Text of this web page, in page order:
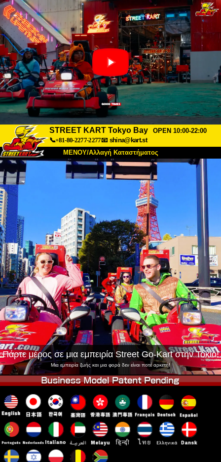
STREET KART Tokyo Bay
OPEN 10:00-22:00
📞+81-80-2277-2277📧 shina@kart.st
ΜΕΝΟΥ/Αλλαγή Καταστήματος
ΚΥΡΙΩΣ
Συχνές Ερωτήσεις
Εταιρεία Κράτηση
Αλλαγή Καταστήματος
Τόκιο Σινάγαουα #1 Τόκιο Ακίχαμπαρα #1
Τόκιο Ακίχαμπαρα #2 Τόκιο Σιμπούγια
Τόκιο Σιμπούγια Annex Τόκιο Κόλπος
Τόκιο Ασακούσα Οσάκα
Οκινάουα
Πάρτε μέρος σε μια εμπειρία Street Go-Kart στην Τόκιο!
Μια εμπειρία ζωής και μια φορά δεν είναι ποτέ αρκετή!